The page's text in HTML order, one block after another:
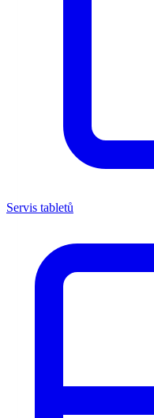
Servis tabletů